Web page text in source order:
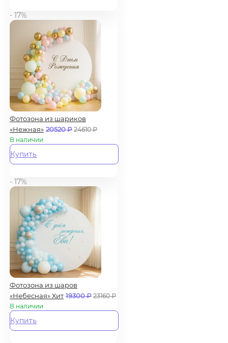
- 17%
Фотозона из шариков
«Нежная» 20520₽ 24610₽
В наличии
Купить
- 17%
Фотозона из шаров
«Небесная» Хит 19300₽ 23160₽
В наличии
Купить